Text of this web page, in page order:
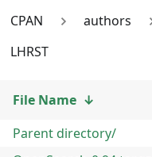
CPAN authors
LHRST
File Name ↓
Parent directory/